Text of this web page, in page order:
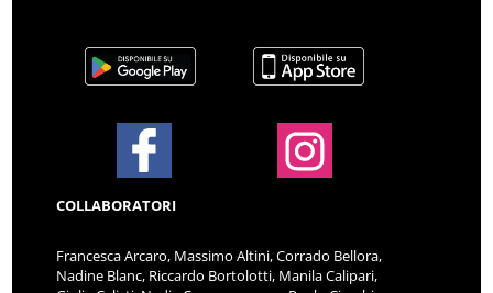
COLLABORATORI
Francesca Arcaro, Massimo Altini, Corrado Bellora,
Nadine Blanc, Riccardo Bortolotti, Manila Calipari,